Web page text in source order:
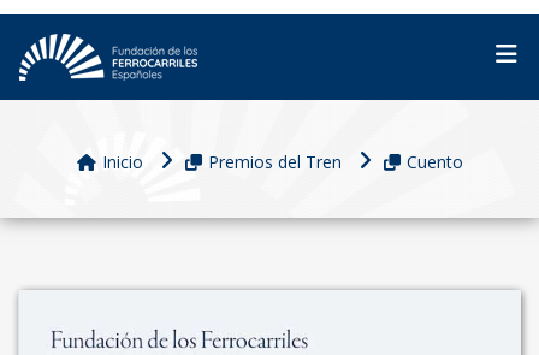
Inicio Premios del Tren Cuento